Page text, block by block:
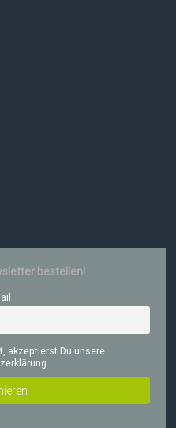
bestellen!
akzeptierst Du unsere